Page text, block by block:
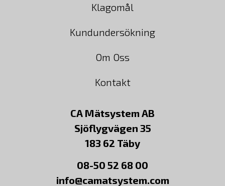
Klagomål
Kundundersökning
Om Oss
Kontakt
CA Mätsystem AB
Sjöflygvägen 35
183 62 Täby
08-50 52 68 00
info@camatsystem.com